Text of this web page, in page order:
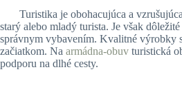
Turistika je obohacujúca a
starý alebo mladý turista. Je však
správnym vybavením. Kvalitné výrobky
začiatkom. Na armádna-obuv turistická
podporu na dlhé cesty.